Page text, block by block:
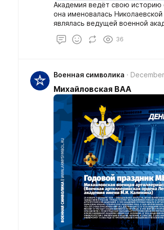
Академия ведёт свою историю
она именовалась
являлась ведущей военной
36
Военная символика
Михайловская ВАА